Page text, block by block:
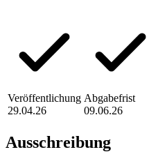
Veröffentlichung
29.04.26
Abgabefrist
09.06.26
Ausschreibung